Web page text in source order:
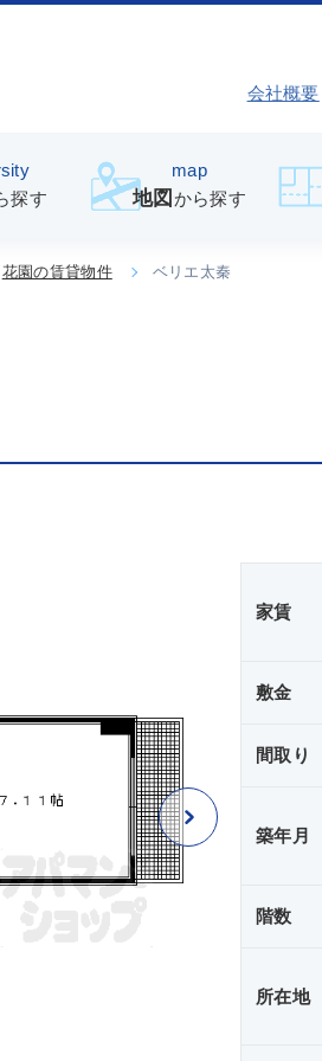
会社概要
探す
map
地図 から探す
花園の賃貸物件 ベリエ太秦
家賃
敷金
間取り
築年月
階数
所在地